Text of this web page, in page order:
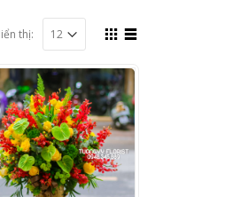
thị: